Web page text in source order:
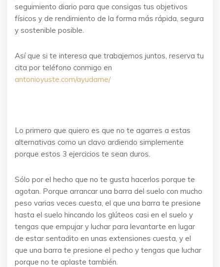
seguimiento diario para que consigas tus objetivos
físicos y de rendimiento de la forma más rápida, segura
y sostenible posible.
Así que si te interesa que trabajemos juntos, reserva tu
cita por teléfono conmigo en
antonioyuste.com/ayudame/
Lo primero que quiero es que no te agarres a estas
alternativas como un clavo ardiendo simplemente
porque estos 3 ejercicios te sean duros.
Sólo por el hecho que no te gusta hacerlos porque te
agotan. Porque arrancar una barra del suelo con mucho
peso varias veces cuesta, el que una barra te presione
hasta el suelo hincando los glúteos casi en el suelo y
tengas que empujar y luchar para levantarte en lugar
de estar sentadito en unas extensiones cuesta, y el
que una barra te presione el pecho y tengas que luchar
porque no te aplaste también.